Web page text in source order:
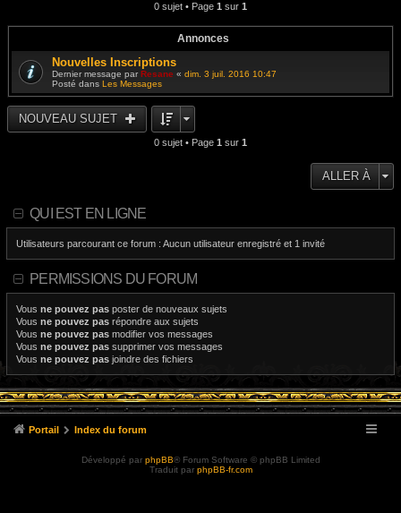
0 sujet • Page 1 sur 1
Annonces
Nouvelles Inscriptions
Dernier message parResane « dim. 3 juil. 2016 10:47
Posté dans Les Messages
NOUVEAU SUJET
0 sujet • Page 1 sur 1
ALLER À
QUI EST EN LIGNE
Utilisateurs parcourant ce forum : Aucun utilisateur enregistré et 1 invité
PERMISSIONS DU FORUM
Vous ne pouvez pas poster de nouveaux sujets
Vous ne pouvez pas répondre aux sujets
Vous ne pouvez pas modifier vos messages
Vous ne pouvez pas supprimer vos messages
Vous ne pouvez pas joindre des fichiers
Portail Index du forum
Développé par phpBB® Forum Software © phpBB Limited
Traduit par phpBB-fr.com